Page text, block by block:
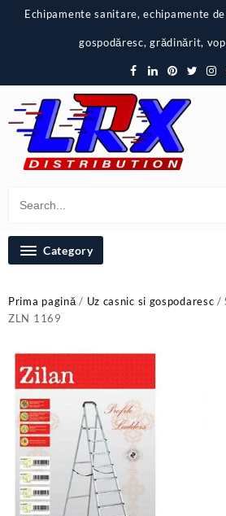
Echipamente sanitare, echipamente
gospodăresc, grădinărit,
Category
Prima pagină/ Uz casnic si gospodaresc /
ZLN 1169